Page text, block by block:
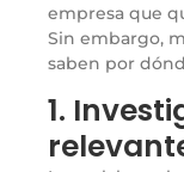
empresa que
Sin embargo,
saben por
1.